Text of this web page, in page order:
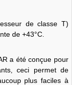
de classe T)
de +43°C.
a été conçue pour
ceci permet de
plus faciles à